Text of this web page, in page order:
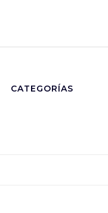
CATEGORÍAS